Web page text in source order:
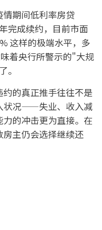
期间低利率房贷
完成续约，目前市面
这样的极端水平，多
着央行所警示的"大规
。
的真正推手往往不是
状况——失业、收入减
的冲击更为直接。在
主仍会选择继续还